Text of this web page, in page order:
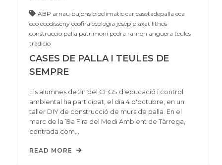
ABP arnau bujons bioclimatic car casetadepalla eca
eco ecodisseny ecofira ecologia josep plaxat lithos
construccio palla patrimoni pedra ramon anguera teules
tradicio
CASES DE PALLA I TEULES DE
SEMPRE
Els alumnes de 2n del CFGS d'educació i control
ambiental ha participat, el dia 4 d'octubre, en un
taller DIY de construcció de murs de palla. En el
marc de la 19a Fira del Medi Ambient de Tàrrega,
centrada com…
READ MORE